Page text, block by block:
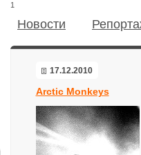
1
Новости
17.12.2010
Arctic Monkeys